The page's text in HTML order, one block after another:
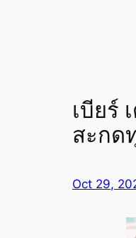
เบียร์
สะกด
Oct 29,